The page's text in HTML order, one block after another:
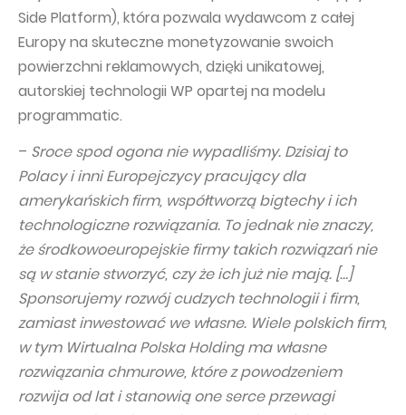
Side Platform), która pozwala wydawcom z całej
Europy na skuteczne monetyzowanie swoich
powierzchni reklamowych, dzięki unikatowej,
autorskiej technologii WP opartej na modelu
programmatic.
– Sroce spod ogona nie wypadliśmy. Dzisiaj to
Polacy i inni Europejczycy pracujący dla
amerykańskich firm, współtworzą bigtechy i ich
technologiczne rozwiązania. To jednak nie znaczy,
że środkowoeuropejskie firmy takich rozwiązań nie
są w stanie stworzyć, czy że ich już nie mają. […]
Sponsorujemy rozwój cudzych technologii i firm,
zamiast inwestować we własne. Wiele polskich firm,
w tym Wirtualna Polska Holding ma własne
rozwiązania chmurowe, które z powodzeniem
rozwija od lat i stanowią one serce przewagi